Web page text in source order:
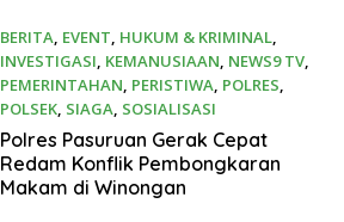
BERITA, EVENT, HUKUM & KRIMINAL,
INVESTIGASI, KEMANUSIAAN, NEWS9 TV,
PEMERINTAHAN, PERISTIWA, POLRES,
POLSEK, SIAGA, SOSIALISASI
6 Oktober 2025
Polres Pasuruan Gerak Cepat
Redam Konflik Pembongkaran
Makam di Winongan